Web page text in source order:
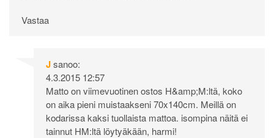
Vastaa
Jsanoo:
4.3.2015 12:57
Matto on viimevuotinen ostos H&amp;M:ltä, koko
on aika pieni muistaakseni 70x140cm. Meillä on
kodarissa kaksi tuollaista mattoa. isompina näitä ei
tainnut HM:ltä löytyäkään, harmi!